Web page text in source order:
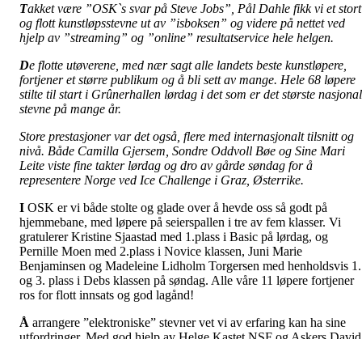
Takket være ”OSK`s svar på Steve Jobs”, Pål Dahle fikk vi et stort
og flott kunstløpsstevne ut av ”isboksen” og videre på nettet ved
hjelp av ”streaming” og ”online” resultatservice hele helgen.
De flotte utøverene, med nær sagt alle landets beste kunstløpere,
fortjener et større publikum og å bli sett av mange. Hele 68 løpere
stilte til start i Grûnerhallen lørdag i det som er det største
stevne på mange år.
Store prestasjoner var det også, flere med internasjonalt tilsnitt og
nivå. Både Camilla Gjersem, Sondre Oddvoll Bøe og Sine Mari
Leite viste fine takter lørdag og dro av gårde søndag for å
representere Norge ved Ice Challenge i Graz, Østerrike.
I OSK er vi både stolte og glade over å hevde oss så godt på
hjemmebane, med løpere på seierspallen i tre av fem klasser. Vi
gratulerer Kristine Sjaastad med 1.plass i Basic på lørdag, og
Pernille Moen med 2.plass i Novice klassen, Juni Marie
Benjaminsen og Madeleine Lidholm Torgersen med henholdsvis 1.
og 3. plass i Debs klassen på søndag. Alle våre 11 løpere fortjener
ros for flott innsats og god lagånd!
Å arrangere ”elektroniske” stevner vet vi av erfaring kan ha sine